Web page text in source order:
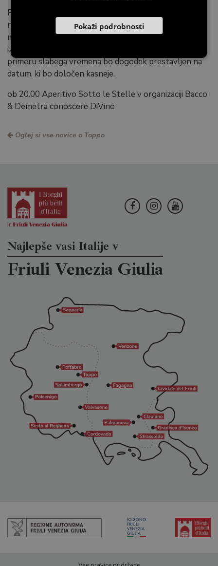
Filed recordings, naravni zvoki in filmski dialogi,
reproducirani iz starih trakov, se prekrivajo z
melodijami, ki jih spretno izpostavljata oba solista v
izvirnem križišču med analognim in digitalnim. V
primeru slabega vremena bo dogodek prestavljen na
datum, ki bo določen kasneje.
ob 20.00 Aperitivo Sotto le Stelle v organizaciji Bacco
& Demetra conoscere DiVino
Oglej si vse novice o Toppo
Najlepše vasi Italije v
Friuli Venezia Giulia
Pokaži podrobnosti